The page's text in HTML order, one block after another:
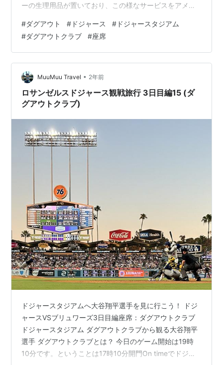
ーの生理用品が置いており、この様なサービスをアメリ
YAAMAVA ダグアウトクラブ 通路 ダグアウトクラブの通
路 ラウンジからシートへ通じる扉を出ると、冷蔵庫で冷
やされたペットボトルの水、ピーナッツ、ポテトチッ
プ、チートス、かぼちゃの種のお菓子、ポップコーン、
クラッカージャックなどの袋が山積みに置いてあり、座
席に持ち込みができるようで…
#ダグアウト # ドジャース # ドジャースタジアム
#ダグアウトクラブ #座席
MuuMuu Travel • 2年前
ロサンゼルスドジャース観戦旅行 3日目編15 (ダ
グアウトクラブ)
ドジャースタジアムへ大谷翔平選手を見に行こう！ ドジ
ャースVSブリュワーズ3日目編座席：ダグアウトクラブ
ドジャースタジアム ダグアウトクラブから観る大谷翔平
選手 ダグアウトクラブとは？ 今日のゲーム開始は19時
10分です。ということは17時10分開門On timeでドジャ